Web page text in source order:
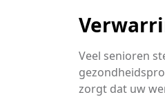
Veel senioren
zorgt dat uw